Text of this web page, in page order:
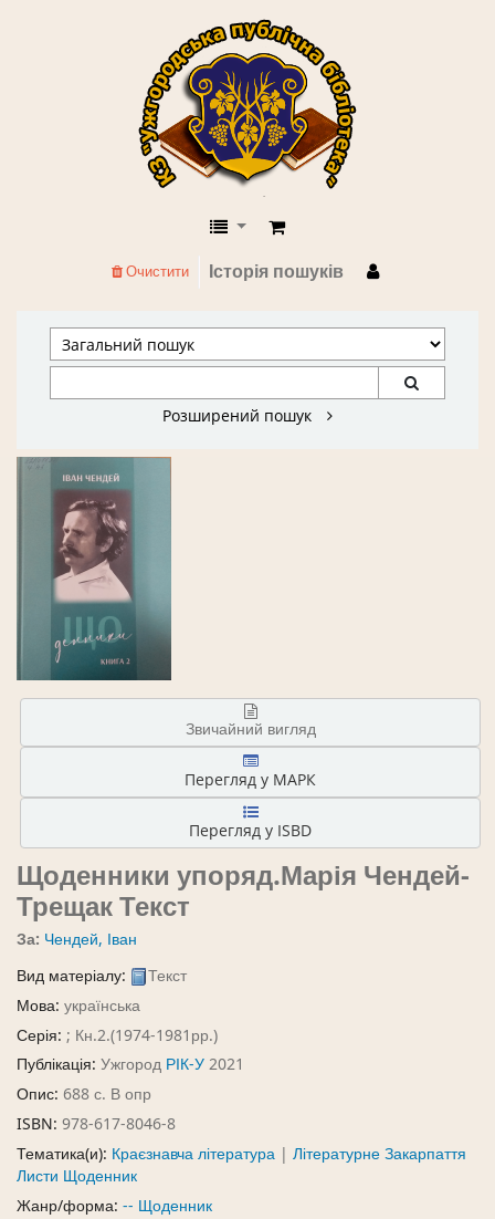
КЗ "Ужгородська публічна
Історія пошуків
Очистити
Розширений пошук
Звичайний вигляд
Перегляд у МАРК
Перегляд у ISBD
Щоденники упоряд.Марія Чендей-
ТрещакТекст
За: Чендей, Іван
Вид матеріалу:
Текст
Мова: українська
Серія: ; Кн.2.(1974-1981рр.)
Публікація: Ужгород РІК-У2021
Опис: 688 с. В опр
ISBN: 978-617-8046-8
Тематика(и): Краєзнавча література | Літературне Закарпаття
Листи Щоденник
Жанр/форма: -- Щоденник